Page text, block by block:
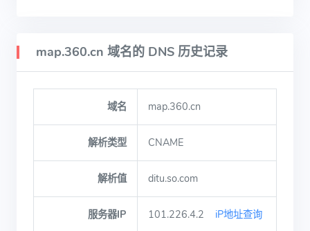
map.360.cn 域名的 DNS 历史记录
域名 map.360.cn
解析类型 CNAME
解析值 ditu.so.com
服务器IP 101.226.4.2 iP地址查询